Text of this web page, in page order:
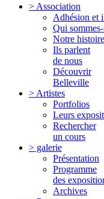
> Association
Adhésion et
Qui
Notre histoire
Ils parlent
de nous
Découvrir
Belleville
> Artistes
Portfolios
Leurs
Rechercher
un cours
> galerie
Présentation
Programme
des
Archives